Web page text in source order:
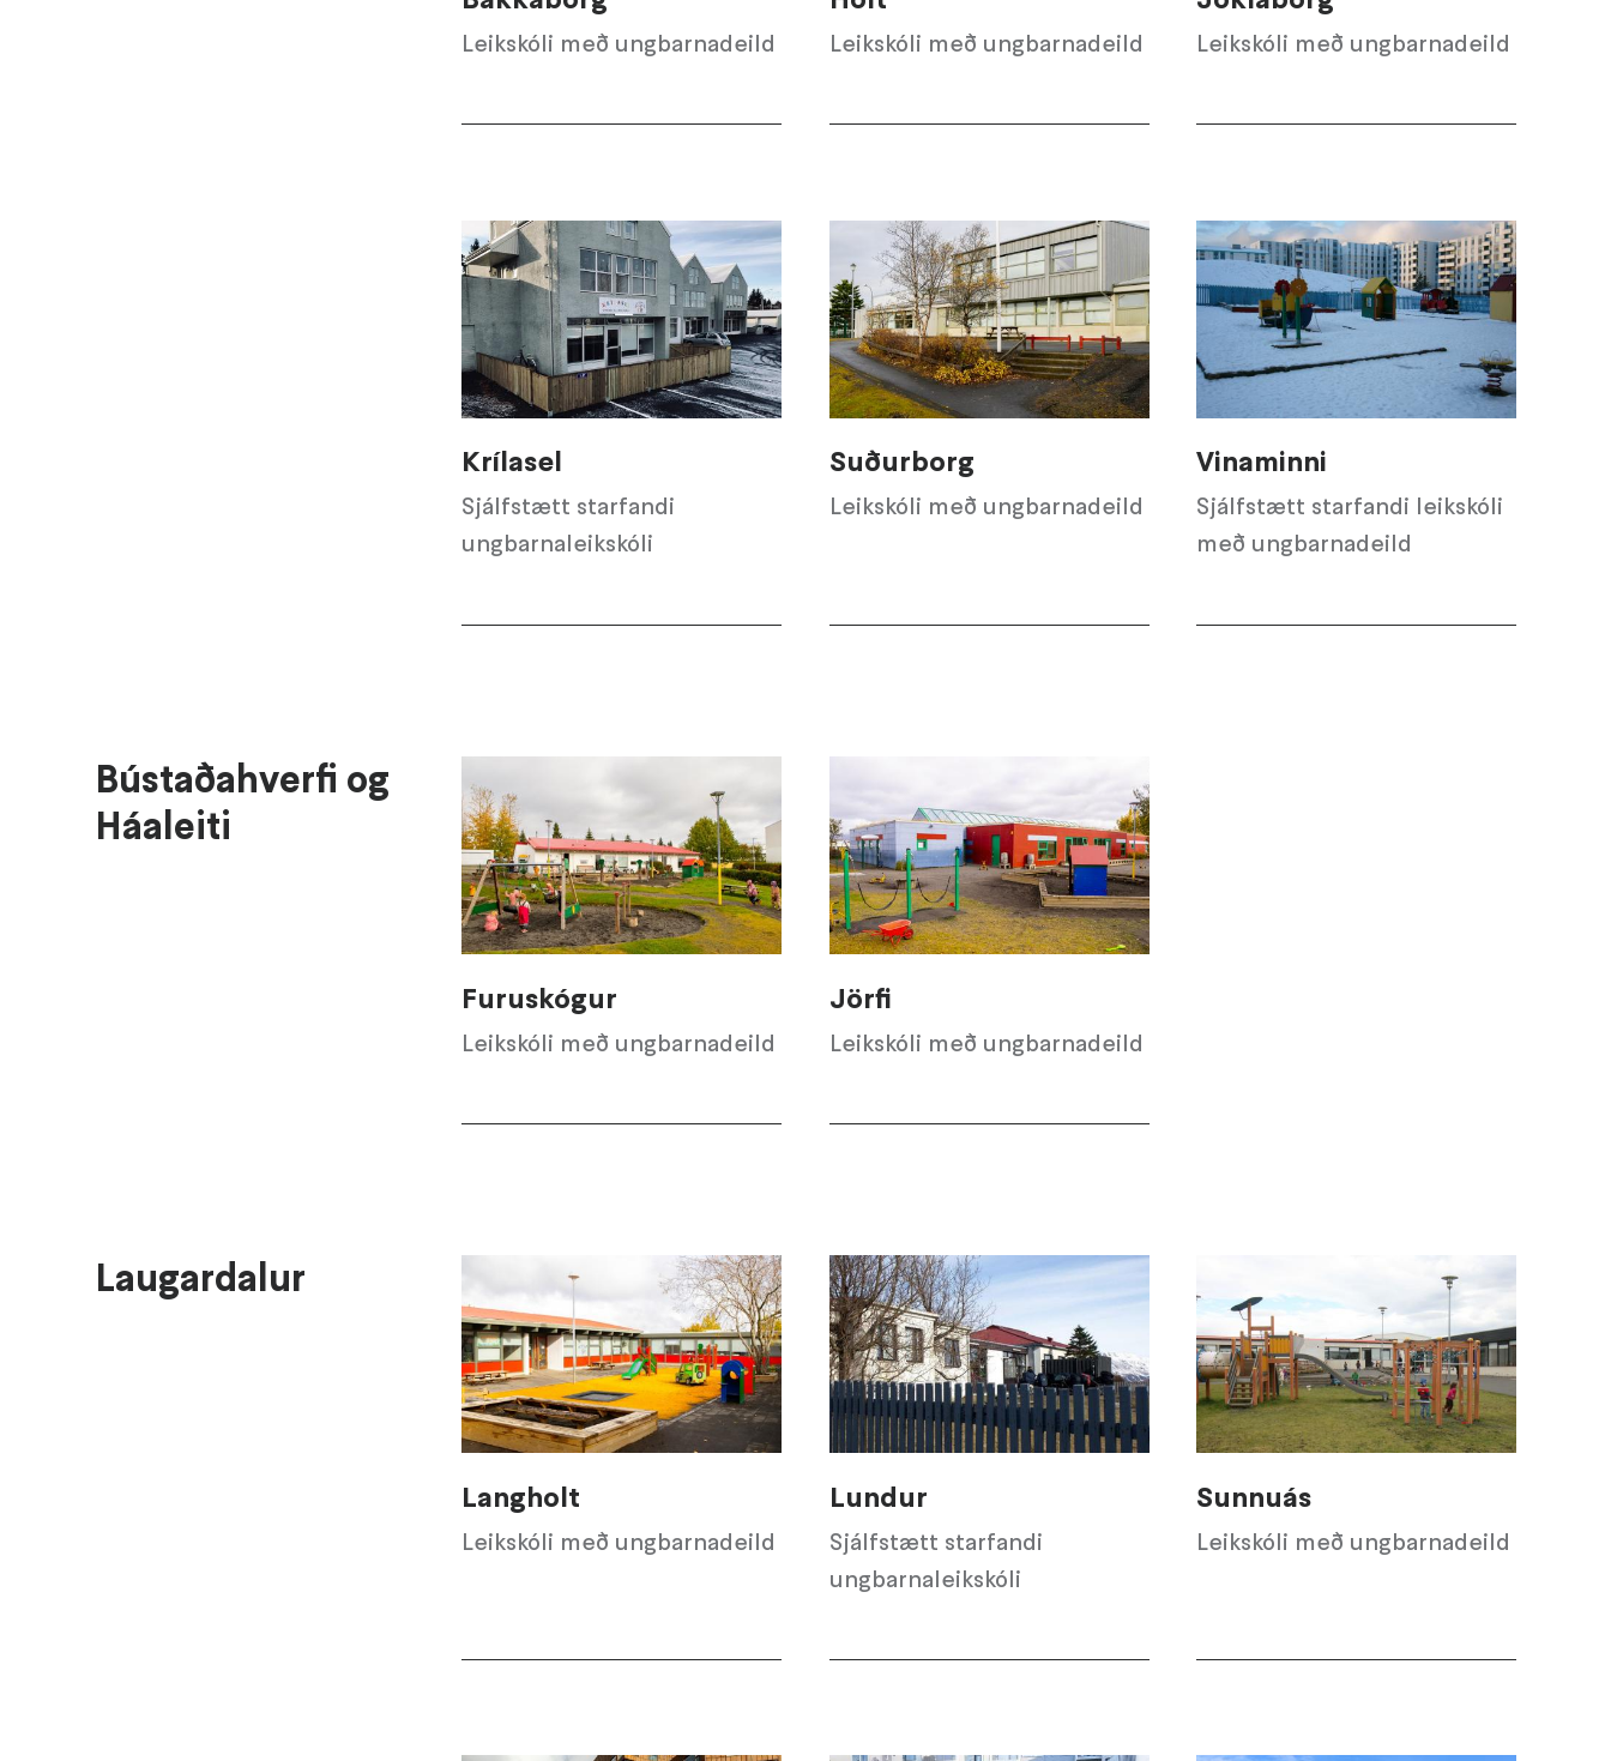
Leikskóli með ungbarnadeild Leikskóli með ungbarnadeild Leikskóli með ungbarnadeild
Krílasel
Sjálfstætt starfandi
ungbarnaleikskóli
Suðurborg
Leikskóli með ungbarnadeild
Vinaminni
Sjálfstætt starfandi leikskóli
með ungbarnadeild
Bústaðahverfi og
Háaleiti
Furuskógur
Leikskóli með ungbarnadeild
Jörfi
Leikskóli með ungbarnadeild
Laugardalur
Langholt
Leikskóli með ungbarnadeild
Lundur
Sjálfstætt starfandi
ungbarnaleikskóli
Sunnuás
Leikskóli með ungbarnadeild